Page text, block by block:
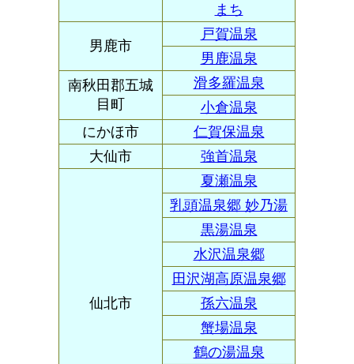
まち
男鹿市
戸賀温泉
男鹿温泉
南秋田郡五城
目町
滑多羅温泉
小倉温泉
にかほ市
仁賀保温泉
大仙市
強首温泉
仙北市
夏瀬温泉
乳頭温泉郷 妙乃湯
黒湯温泉
水沢温泉郷
田沢湖高原温泉郷
孫六温泉
蟹場温泉
鶴の湯温泉